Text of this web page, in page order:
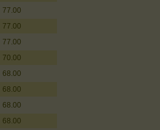
77.00
77.00
77.00
70.00
68.00
68.00
68.00
68.00